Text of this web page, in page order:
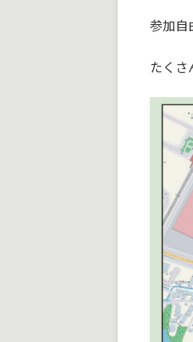
参加自
たく